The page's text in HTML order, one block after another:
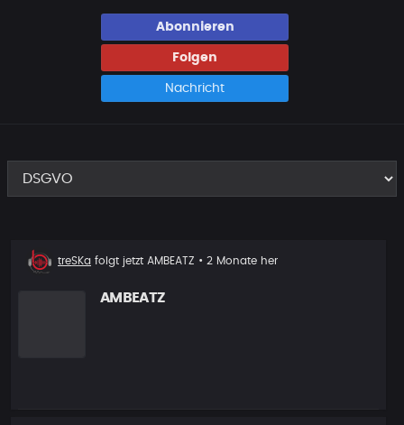
Abonnieren
Folgen
Nachricht
Neuer
treSKa folgt jetzt AMBEATZ • 2 Monate her
AMBEATZ